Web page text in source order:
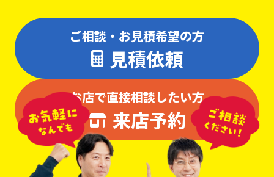
ご相談・お見積希望の方
見積依頼
お店で直接相談したい方
来店予約